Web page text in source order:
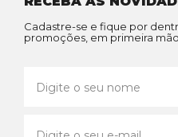
Cadastre-se e fique por
promoções, em primeira mão.